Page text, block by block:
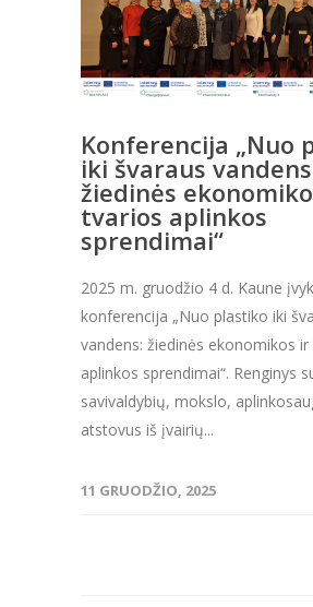
Konferencija „Nuo
iki švaraus
žiedinės
tvarios aplinkos
sprendimai“
2025 m. gruodžio 4 d. Kaune
konferencija „Nuo plastiko iki
vandens: žiedinės ekonomikos
aplinkos sprendimai“. Renginys
savivaldybių, mokslo,
atstovus iš įvairių...
11 GRUODŽIO, 2025